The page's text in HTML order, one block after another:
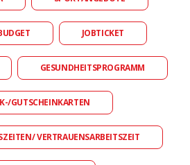
JOBTICKET
GESUNDHEITSPROGRAMM
GUTSCHEINKARTEN
VERTRAUENSARBEITSZEIT